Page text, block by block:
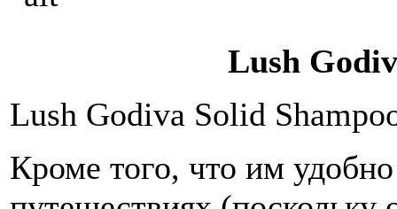
Lush
Lush Godiva Solid
Кроме того, что им удобно